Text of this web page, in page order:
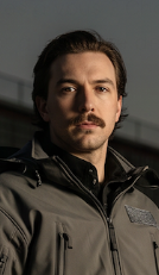
à la pointe